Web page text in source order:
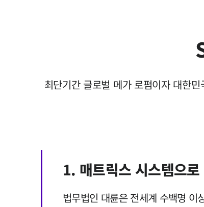
최단기간 글로벌 메가 로펌이자 대한
1. 매트릭스 시스템으
법무법인 대륜은 전세계 수백명